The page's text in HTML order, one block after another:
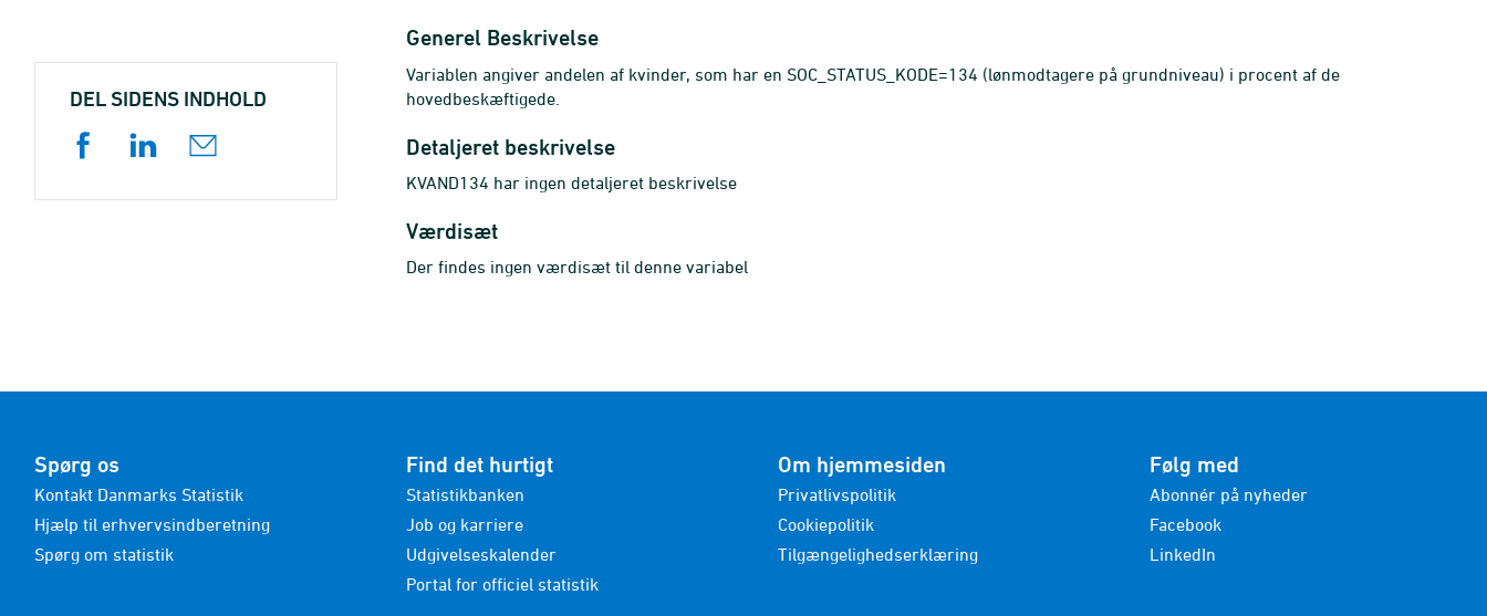
Generel Beskrivelse
Variablen angiver andelen af kvinder, som har en SOC_STATUS_KODE=134 (lønmodtagere på grundniveau) i procent af de
hovedbeskæftigede.
Detaljeret beskrivelse
KVAND134 har ingen detaljeret beskrivelse
Værdisæt
Der findes ingen værdisæt til denne variabel
DEL SIDENS INDHOLD
Spørg os
Kontakt Danmarks Statistik
Hjælp til erhvervsindberetning
Spørg om statistik
Find det hurtigt
Statistikbanken
Job og karriere
Udgivelseskalender
Portal for officiel statistik
Om hjemmesiden
Privatlivspolitik
Cookiepolitik
Tilgængelighedserklæring
Følg med
Abonnér på nyheder
Facebook
LinkedIn